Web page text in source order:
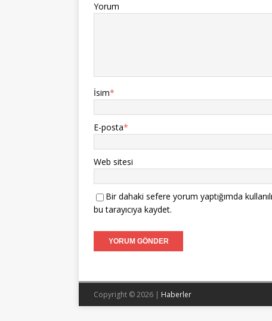
Yorum
İsim*
E-posta*
Web sitesi
Bir dahaki sefere yorum yaptığımda
bu tarayıcıya kaydet.
Copyright © 2026 | Haberler